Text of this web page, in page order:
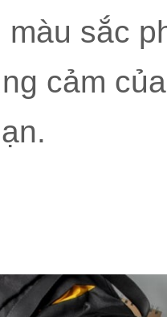
màu sắc
cảm của